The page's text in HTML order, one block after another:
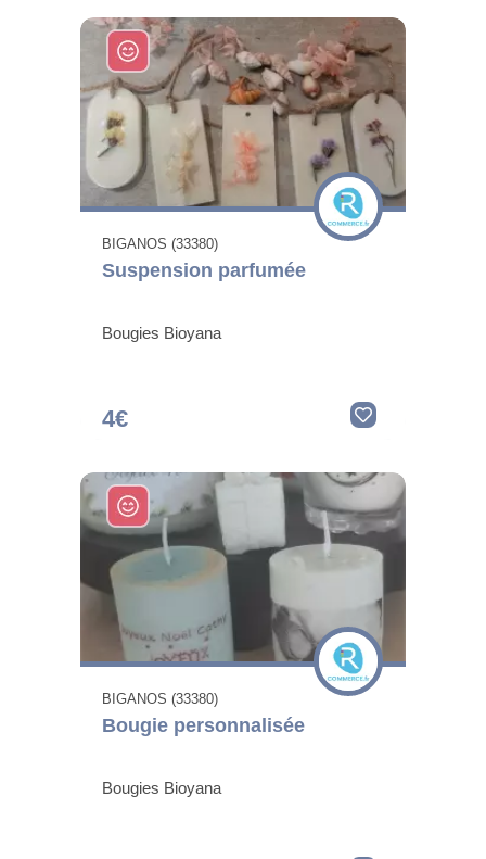
BIGANOS (33380)
Suspension parfumée
Bougies Bioyana
4€
BIGANOS (33380)
Bougie personnalisée
Bougies Bioyana